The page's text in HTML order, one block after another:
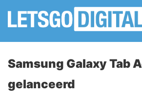
Samsung Galaxy Tab
gelanceerd